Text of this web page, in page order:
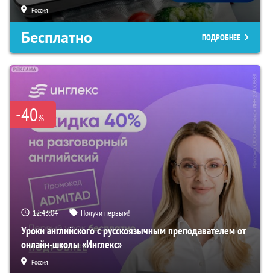
Россия
Бесплатно ПОДРОБНЕЕ
-40%
12:43:03 Получи первым!
Уроки английского с русскоязычным преподавателем от
онлайн-школы «Инглекс»
Россия